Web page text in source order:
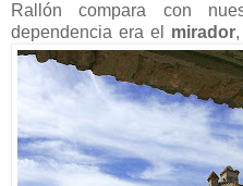
Rallón compara con
dependencia era el mirador